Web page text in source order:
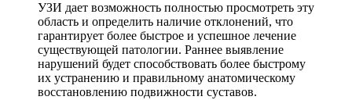
УЗИ дает возможность полностью просмотреть эту
область и определить наличие отклонений, что
гарантирует более быстрое и успешное лечение
существующей патологии. Раннее выявление
нарушений будет способствовать более быстрому
их устранению и правильному анатомическому
восстановлению подвижности суставов.